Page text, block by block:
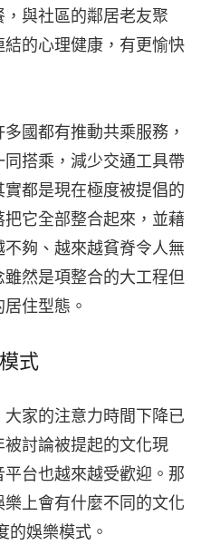
與社區的鄰居老友聚
的心理健康，有更愉快
國都有推動共乘服務，
搭乘，減少交通工具帶
都是現在極度被提倡的
它全部整合起來，並藉
夠、越來越貧脊令人無
然是項整合的大工程但
住型態。
式
家的注意力時間下降已
討論被提起的文化現
台也越來越受歡迎。那
上會有什麼不同的文化
的娛樂模式。